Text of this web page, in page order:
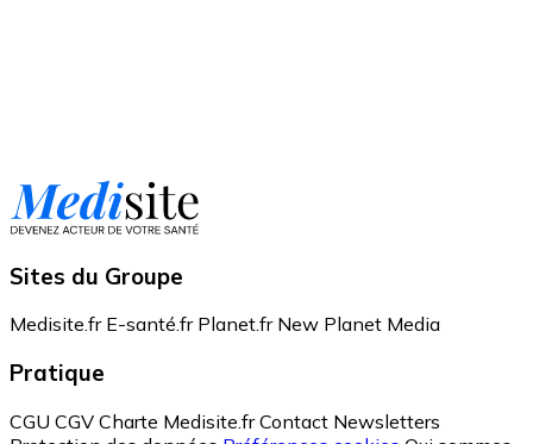
Sites du Groupe
Medisite.fr E-santé.fr Planet.fr New Planet Media
Pratique
CGU CGV Charte Medisite.fr Contact Newsletters